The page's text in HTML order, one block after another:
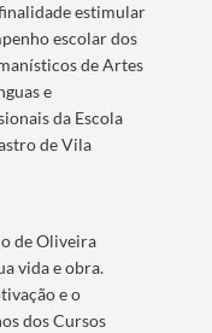
estimular
escolar dos
de Artes
e
da Escola
de Vila
de Oliveira
vida e obra.
e o
dos Cursos